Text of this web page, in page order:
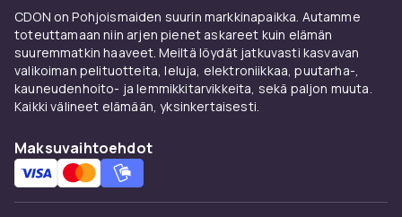
Vertaile tuotteita ja lue asiakasarvioita
löytääksesi parhaan lelun lapsellesi.
CDONilta löydät keppihevoset:ä LEGOlta,
Barbielta ja Schleichistä kilpailukykyiseen
hintaan nopealla toimituksella.
löytääksesi parhaan lelun lapsellesi.
CDONilta löydät keppihevoset:ä LEGOlta,
Barbielta ja Schleichistä kilpailukykyiseen
CDON on Pohjoismaiden suurin markkinapaikka. Autamme
toteuttamaan niin arjen pienet askareet kuin elämän
suuremmatkin haaveet. Meiltä löydät jatkuvasti kasvavan
valikoiman pelituotteita, leluja, elektroniikkaa, puutarha-,
kauneudenhoito- ja lemmikkitarvikkeita, sekä paljon muuta.
Kaikki välineet elämään, yksinkertaisesti.
Maksuvaihtoehdot